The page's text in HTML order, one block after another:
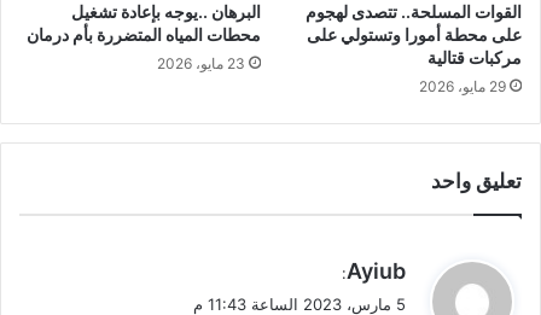
القوات المسلحة.. تتصدى لهجوم
على محطة أمورا وتستولي على
مركبات قتالية
29 مايو، 2026
البرهان ..يوجه بإعادة تشغيل
محطات المياه المتضررة بأم درمان
23 مايو، 2026
تعليق واحد
ي
Ayiub
:
5 مارس، 2023 الساعة 11:43 م